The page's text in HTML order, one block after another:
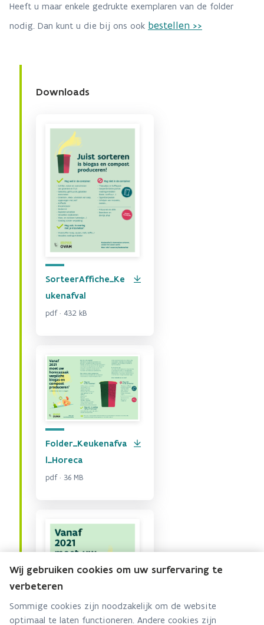
Heeft u maar enkele gedrukte exemplaren van de folder
nodig. Dan kunt u die bij ons ook bestellen >>
Downloads
SorteerAffiche_Ke
ukenafval
pdf · 432 kB
Folder_Keukenafva
l_Horeca
pdf · 36 MB
Wij gebruiken cookies om uw surfervaring te
verbeteren
Sommige cookies zijn noodzakelijk om de website
optimaal te laten functioneren. Andere cookies zijn